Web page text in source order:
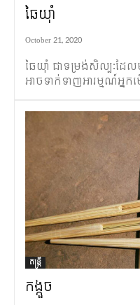
ឆៃយ៉ាំ
October 21, 2020
ឆៃយ៉ាំ ជាទម្រង់សិល្បៈដែល
អាចទាក់ទាញអារម្មណ៍អ្នក
តន្ត្រី
កង្កួច